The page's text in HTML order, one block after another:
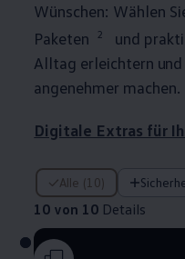
Wünschen: Wählen
Paketen
2
und
Alltag erleichtern
angenehmer machen.
Digitale Extras für
Alle (10)
10 von 10 Details
10 von 10 Details